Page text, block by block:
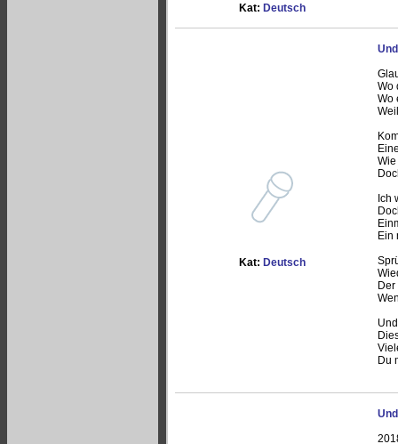
Kat: Deutsch
Kat: Deutsch
Wo
Wo
Ich
Ein
Du